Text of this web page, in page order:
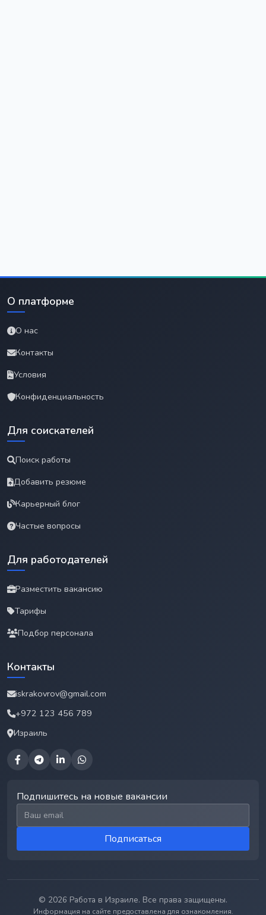
О платформе
О нас
Контакты
Условия
Конфиденциальность
Для соискателей
Поиск работы
Добавить резюме
Карьерный блог
Частые вопросы
Для работодателей
Разместить вакансию
Тарифы
Подбор персонала
Контакты
iskrakovrov@gmail.com
+972 123 456 789
Израиль
Подпишитесь на новые вакансии
Email для подписки
Подписаться
© 2026 Работа в Израиле. Все права защищены.
Информация на сайте предоставлена для ознакомления.